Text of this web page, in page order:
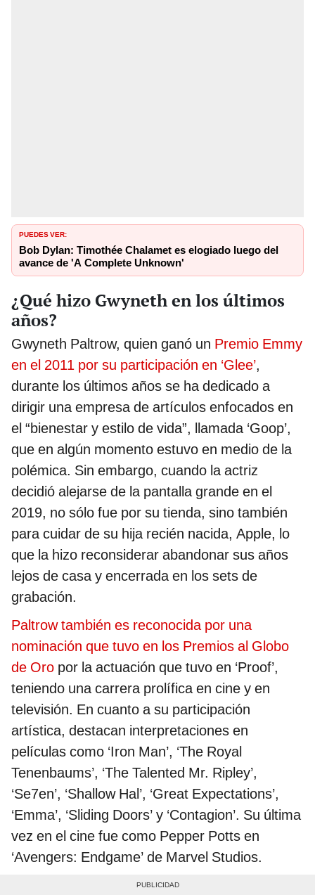
PUEDES VER:
Bob Dylan: Timothée Chalamet es elogiado luego del
avance de 'A Complete Unknown'
¿Qué hizo Gwyneth en los últimos
años?
Gwyneth Paltrow, quien ganó un Premio Emmy
en el 2011 por su participación en ‘Glee’,
durante los últimos años se ha dedicado a
dirigir una empresa de artículos enfocados en
el “bienestar y estilo de vida”, llamada ‘Goop’,
que en algún momento estuvo en medio de la
polémica. Sin embargo, cuando la actriz
decidió alejarse de la pantalla grande en el
2019, no sólo fue por su tienda, sino también
para cuidar de su hija recién nacida, Apple, lo
que la hizo reconsiderar abandonar sus años
lejos de casa y encerrada en los sets de
grabación.
Paltrow también es reconocida por una
nominación que tuvo en los Premios al Globo
de Oro por la actuación que tuvo en ‘Proof’,
teniendo una carrera prolífica en cine y en
televisión. En cuanto a su participación
artística, destacan interpretaciones en
películas como ‘Iron Man’, ‘The Royal
Tenenbaums’, ‘The Talented Mr. Ripley’,
‘Se7en’, ‘Shallow Hal’, ‘Great Expectations’,
‘Emma’, ‘Sliding Doors’ y ‘Contagion’. Su última
vez en el cine fue como Pepper Potts en
‘Avengers: Endgame’ de Marvel Studios.